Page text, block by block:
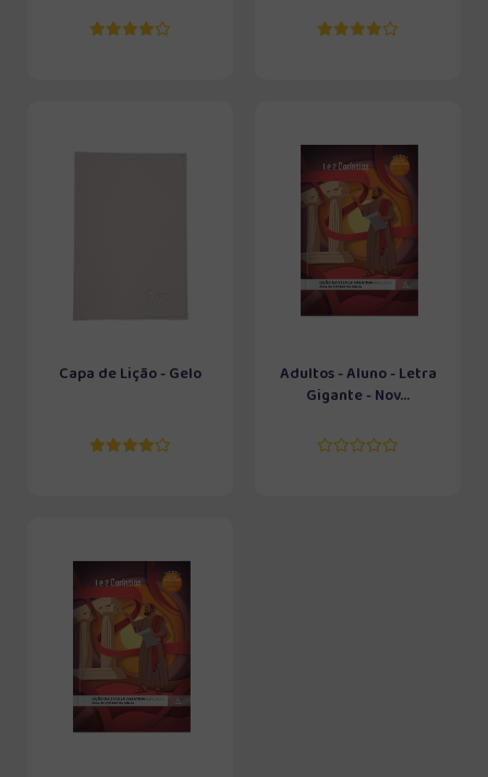
Capa de Lição - Gelo
Adultos - Aluno - Letra
Gigante - Nov...